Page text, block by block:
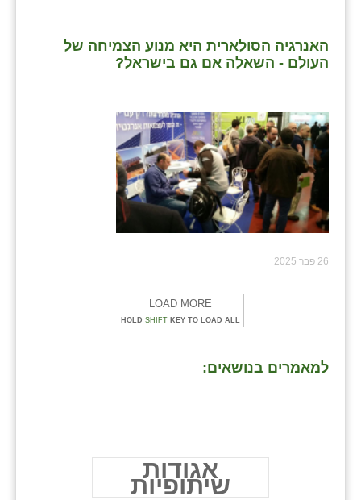
האנרגיה הסולארית היא מנוע הצמיחה של
העולם - השאלה אם גם בישראל?
26 פבר 2025
LOAD MORE
HOLD SHIFT KEY TO LOAD ALL
למאמרים בנושאים:
אגודות
שיתופיות